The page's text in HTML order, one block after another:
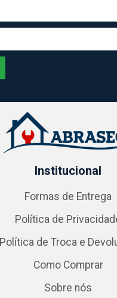
Institucional
Formas de Entrega
Política de
Política de Troca e
Como Comprar
Sobre nós